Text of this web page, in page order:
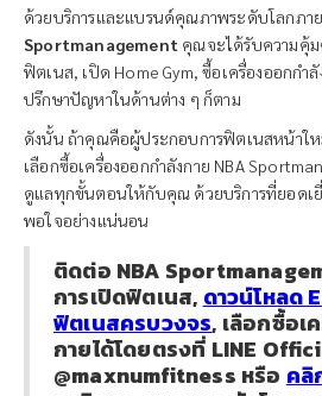
ด้วยบริการและแบรนด์คุณภาพระดับโลกภา
Sportmanagement คุณจะได้รับความคุ้
ฟิตเนส, เปิด Home Gym, ซื้อเครื่องออกกำ
ปรึกษาปัญหาในด้านต่าง ๆ ก็ตาม
ดังนั้น ถ้าคุณคือผู้ประกอบการฟิตเนสหน้าให
เลือกซื้อเครื่องออกกำลังกาย NBA
ดูแลทุกขั้นตอนให้กับคุณ ด้วยบริการที่ยอดเ
พอใจอย่างแน่นอน
ติดต่อ NBA
การเปิดฟิตเนส, ดาวน์โหลด
ฟิตเนสครบวงจร, เลือกซื้อ
กายได้โดยตรงที่ LINE
@maxnumfitness หรือ คลิ